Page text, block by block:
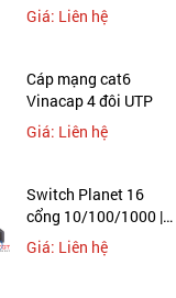
Giá: Liên hệ
Cáp mạng cat6
Vinacap 4 đôi UTP
Giá: Liên hệ
Switch Planet 16
cổng 10/100/1000 |
GS-4210-16T2S
Giá: Liên hệ